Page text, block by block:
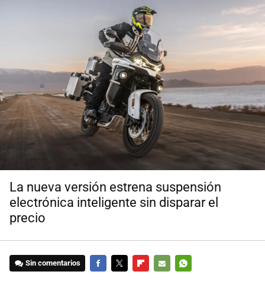
La nueva versión estrena suspensión
electrónica inteligente sin disparar el
precio
Sin comentarios